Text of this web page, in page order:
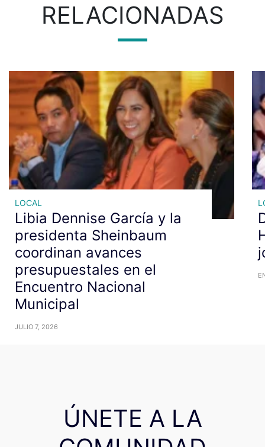
RELACIONADAS
LOCAL
Libia Dennise García y la
presidenta Sheinbaum
coordinan avances
presupuestales en el
Encuentro Nacional
Municipal
JULIO 7, 2026
ÚNETE A LA